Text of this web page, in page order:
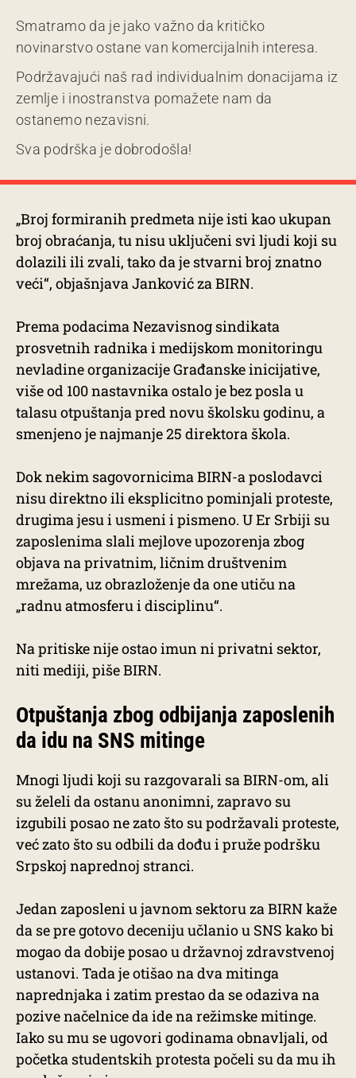
Smatramo da je jako važno da kritičko
novinarstvo ostane van komercijalnih interesa.
Podržavajući naš rad individualnim donacijama iz
zemlje i inostranstva pomažete nam da
ostanemo nezavisni.
Sva podrška je dobrodošla!
„Broj formiranih predmeta nije isti kao ukupan
broj obraćanja, tu nisu uključeni svi ljudi koji su
dolazili ili zvali, tako da je stvarni broj znatno
veći“, objašnjava Janković za BIRN.
Prema podacima Nezavisnog sindikata
prosvetnih radnika i medijskom monitoringu
nevladine organizacije Građanske inicijative,
više od 100 nastavnika ostalo je bez posla u
talasu otpuštanja pred novu školsku godinu, a
smenjeno je najmanje 25 direktora škola.
Dok nekim sagovornicima BIRN-a poslodavci
nisu direktno ili eksplicitno pominjali proteste,
drugima jesu i usmeni i pismeno. U Er Srbiji su
zaposlenima slali mejlove upozorenja zbog
objava na privatnim, ličnim društvenim
mrežama, uz obrazloženje da one utiču na
„radnu atmosferu i disciplinu“.
Na pritiske nije ostao imun ni privatni sektor,
niti mediji, piše BIRN.
Otpuštanja zbog odbijanja zaposlenih
da idu na SNS mitinge
Mnogi ljudi koji su razgovarali sa BIRN-om, ali
su želeli da ostanu anonimni, zapravo su
izgubili posao ne zato što su podržavali proteste,
već zato što su odbili da dođu i pruže podršku
Srpskoj naprednoj stranci.
Jedan zaposleni u javnom sektoru za BIRN kaže
da se pre gotovo deceniju učlanio u SNS kako bi
mogao da dobije posao u državnoj zdravstvenoj
ustanovi. Tada je otišao na dva mitinga
naprednjaka i zatim prestao da se odaziva na
pozive načelnice da ide na režimske mitinge.
Iako su mu se ugovori godinama obnavljali, od
početka studentskih protesta počeli su da mu ih